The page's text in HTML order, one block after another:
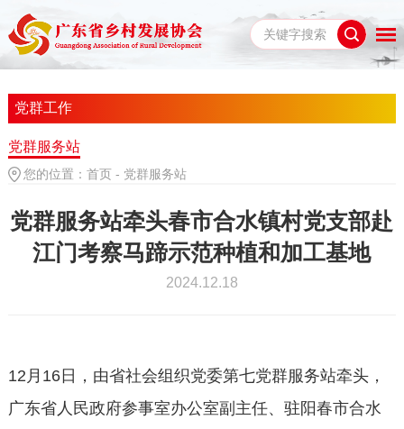
党群工作
党群服务站
您的位置： 首页 - 党群服务站
党群服务站牵头春市合水镇村党支部赴
江门考察马蹄示范种植和加工基地
2024.12.18
12月16日，由省社会组织党委第七党群服务站牵头，
广东省人民政府参事室办公室副主任、驻阳春市合水